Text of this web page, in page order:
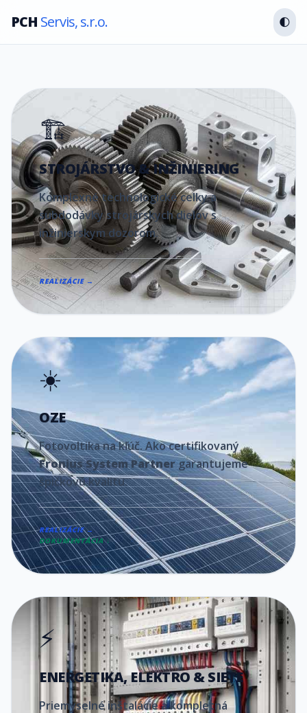
PCH Servis, s.r.o. 🌓
🏗️
STROJÁRSTVO & INŽINIERING
Komplexné technologické celky a
subdodávky strojárskych dielov s
inžinierskym dozorom.
REALIZÁCIE →
☀️
OZE
Fotovoltika na kľúč. Ako certifikovaný
Fronius System Partnergarantujeme
špičkovú kvalitu.
REALIZÁCIE →
DOKUMENTÁCIA ↓
⚡
ENERGETIKA, ELEKTRO & SIETE
Priemyselné inštalácie a kompletná